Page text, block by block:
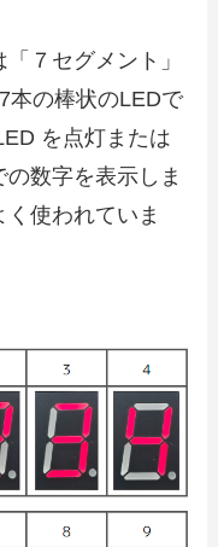
７セグメント」
本の棒状のLEDで
を点灯または
数字を表示しま
使われていま